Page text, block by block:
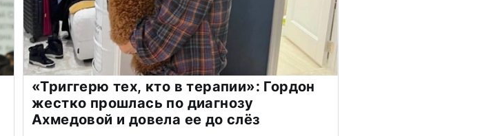
«Триггерю тех, кто в терапии»: Гордон
жестко прошлась по диагнозу
Ахмедовой и довела ее до слёз